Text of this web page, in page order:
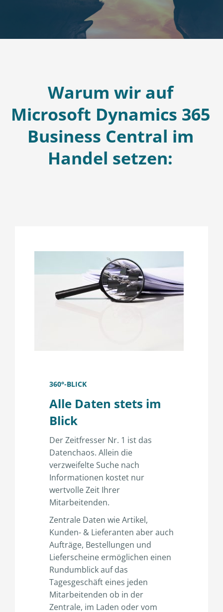
Warum wir auf
Microsoft Dynamics 365
Business Central im
Handel setzen:
360°-BLICK
Alle Daten stets im
Blick
Der Zeitfresser Nr. 1 ist das
Datenchaos. Allein die
verzweifelte Suche nach
Informationen kostet nur
wertvolle Zeit Ihrer
Mitarbeitenden.
Zentrale Daten wie Artikel,
Kunden- & Lieferanten aber auch
Aufträge, Bestellungen und
Lieferscheine ermöglichen einen
Rundumblick auf das
Tagesgeschäft eines jeden
Mitarbeitenden ob in der
Zentrale, im Laden oder vom